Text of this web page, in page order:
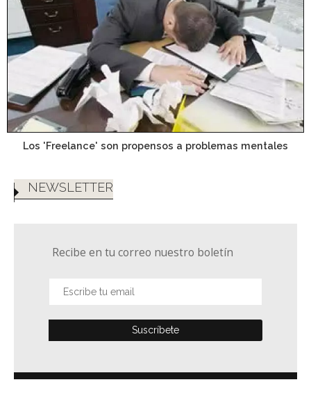
Los 'Freelance' son propensos a problemas mentales
NEWSLETTER
Recibe en tu correo nuestro boletín